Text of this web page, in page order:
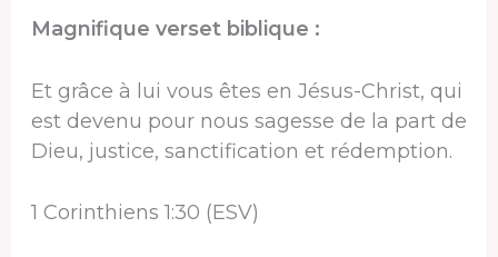
Magnifique verset biblique :
Et grâce à lui vous êtes en Jésus-Christ, qui
est devenu pour nous sagesse de la part de
Dieu, justice, sanctification et rédemption.
1 Corinthiens 1:30 (ESV)